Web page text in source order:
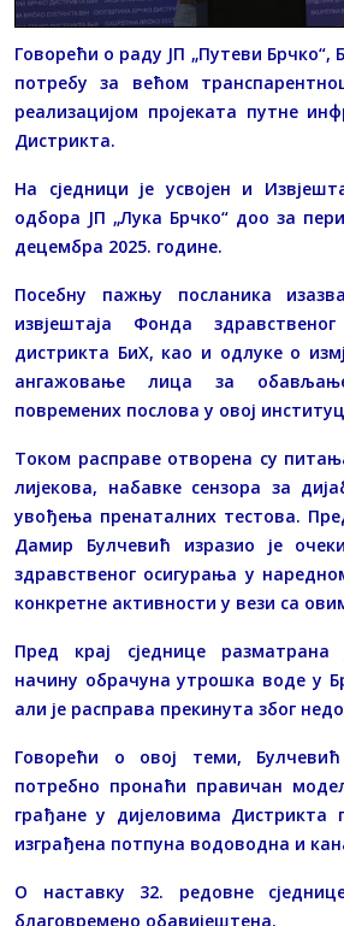
Говорећи о раду ЈП „Путеви Брчко“,
потребу за већом
реализацијом пројеката путне
Дистрикта.
На сједници је усвојен и
одбора ЈП „Лука Брчко“ доо за
децембра 2025. године.
Посебну пажњу посланика
извјештаја Фонда
дистрикта БиХ, као и одлуке о
ангажовање лица за
повремених послова у овој
Током расправе отворена су
лијекова, набавке сензора за
увођења пренаталних тестова.
Дамир Булчевић изразио је
здравственог осигурања у
конкретне активности у вези са
Пред крај сједнице
начину обрачуна утрошка воде у
али је расправа прекинута због
Говорећи о овој теми,
потребно пронаћи правичан
грађане у дијеловима Дистрикта
изграђена потпуна водоводна и
О наставку 32. редовне
благовремено обавијештена.